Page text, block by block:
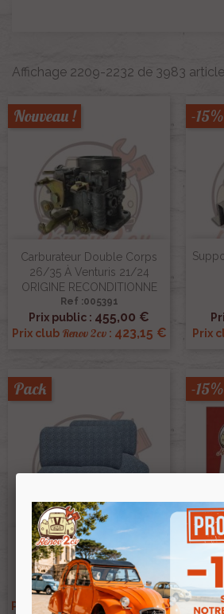
Affichage 2209-2232 de 3983
Carburateur Double Corps
26/35 À Venturis 21/24
ORIGINE RECONDITIONNE
Ref :005391
Prix public : 455,00 €
Prix club Renov 2cv: 423,15 €
Nouveau !
Prix
-15%
Banquettes Complètes 2CV
Vert Batonnet 2 Banquettes
Ref :005058
Prix public :840,00 €
Prix club Renov 2cv:781,20 €
Pack
Prix
-15%